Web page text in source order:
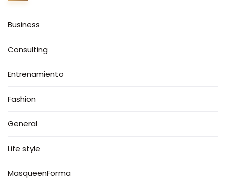
Business
Consulting
Entrenamiento
Fashion
General
Life style
MasqueenForma